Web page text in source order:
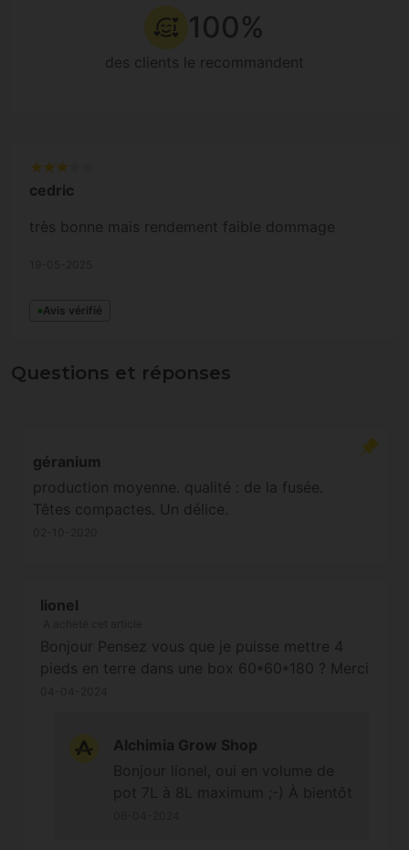
100%
des clients le recommandent
cedric
très bonne mais rendement faible dommage
Avis vérifié
Questions et réponses
géranium
production moyenne. qualité : de la fusée.
Têtes compactes. Un délice.
lionel
Bonjour Pensez vous que je puisse mettre 4
pieds en terre dans une box 60*60*180 ? Merci
Alchimia Grow Shop